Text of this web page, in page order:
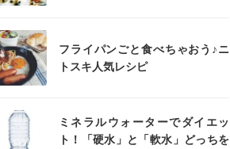
フライパンごと食べちゃおう♪ニ
トスキ人気レシピ
ミネラルウォーターでダイエッ
ト！「硬水」と「軟水」どっちを